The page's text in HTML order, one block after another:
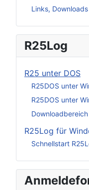
Links,
R25Log
R25 unter DOS
R25DOS unter
R25DOS unter
R25Log für
Schnellstart